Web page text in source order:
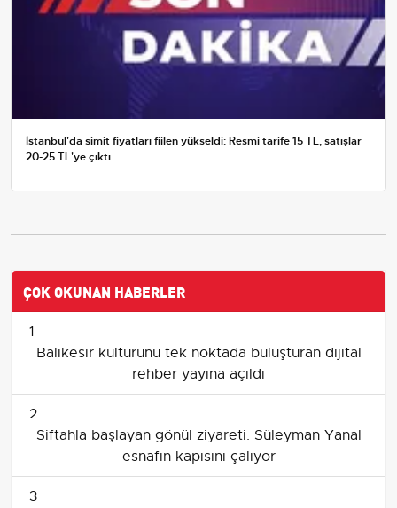
İstanbul'da simit fiyatları fiilen yükseldi: Resmi tarife 15 TL, satışlar
20-25 TL'ye çıktı
ÇOK OKUNAN HABERLER
1
Balıkesir kültürünü tek noktada buluşturan dijital
rehber yayına açıldı
2
Siftahla başlayan gönül ziyareti: Süleyman Yanal
esnafın kapısını çalıyor
3